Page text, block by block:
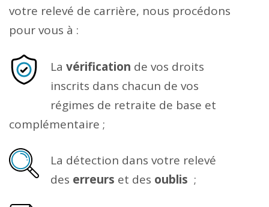
votre relevé de carrière, nous procédons
pour vous à :
La vérification de vos droits
inscrits dans chacun de vos
régimes de retraite de base et
complémentaire ;
La détection dans votre relevé
des erreurs et des oublis ;